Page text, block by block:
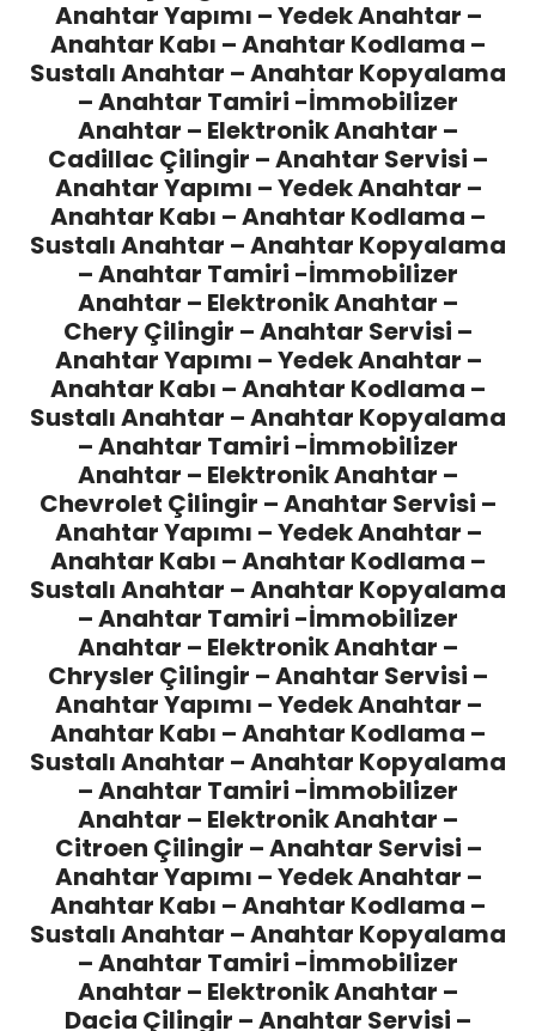
Anahtar Yapımı – Yedek Anahtar –
Anahtar Kabı – Anahtar Kodlama –
Sustalı Anahtar – Anahtar Kopyalama
– Anahtar Tamiri -İmmobilizer
Anahtar – Elektronik Anahtar –
Cadillac Çilingir – Anahtar Servisi –
Anahtar Yapımı – Yedek Anahtar –
Anahtar Kabı – Anahtar Kodlama –
Sustalı Anahtar – Anahtar Kopyalama
– Anahtar Tamiri -İmmobilizer
Anahtar – Elektronik Anahtar –
Chery Çilingir – Anahtar Servisi –
Anahtar Yapımı – Yedek Anahtar –
Anahtar Kabı – Anahtar Kodlama –
Sustalı Anahtar – Anahtar Kopyalama
– Anahtar Tamiri -İmmobilizer
Anahtar – Elektronik Anahtar –
Chevrolet Çilingir – Anahtar Servisi –
Anahtar Yapımı – Yedek Anahtar –
Anahtar Kabı – Anahtar Kodlama –
Sustalı Anahtar – Anahtar Kopyalama
– Anahtar Tamiri -İmmobilizer
Anahtar – Elektronik Anahtar –
Chrysler Çilingir – Anahtar Servisi –
Anahtar Yapımı – Yedek Anahtar –
Anahtar Kabı – Anahtar Kodlama –
Sustalı Anahtar – Anahtar Kopyalama
– Anahtar Tamiri -İmmobilizer
Anahtar – Elektronik Anahtar –
Citroen Çilingir – Anahtar Servisi –
Anahtar Yapımı – Yedek Anahtar –
Anahtar Kabı – Anahtar Kodlama –
Sustalı Anahtar – Anahtar Kopyalama
– Anahtar Tamiri -İmmobilizer
Anahtar – Elektronik Anahtar –
Dacia Çilingir – Anahtar Servisi –